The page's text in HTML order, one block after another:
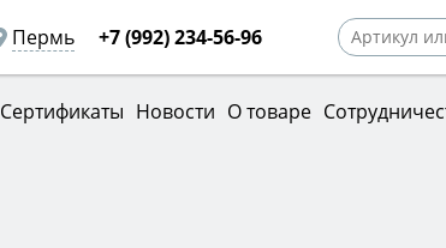
Пермь +7 (992) 234-56-96
Сертификаты Новости О товаре